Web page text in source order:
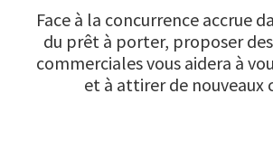
Face à la concurrence accrue
du prêt à porter, proposer
commerciales vous aidera à
et à attirer de nouveaux